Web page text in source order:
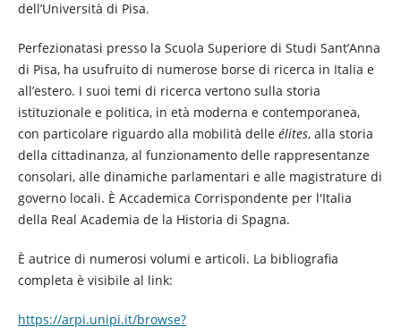
dell’Università di Pisa.
Perfezionatasi presso la Scuola Superiore di Studi Sant’Anna
di Pisa, ha usufruito di numerose borse di ricerca in Italia e
all’estero. I suoi temi di ricerca vertono sulla storia
istituzionale e politica, in età moderna e contemporanea,
con particolare riguardo alla mobilità delle élites, alla storia
della cittadinanza, al funzionamento delle rappresentanze
consolari, alle dinamiche parlamentari e alle magistrature di
governo locali. È Accademica Corrispondente per l'Italia
della Real Academia de la Historia di Spagna.
È autrice di numerosi volumi e articoli. La bibliografia
completa è visibile al link:
https://arpi.unipi.it/browse?